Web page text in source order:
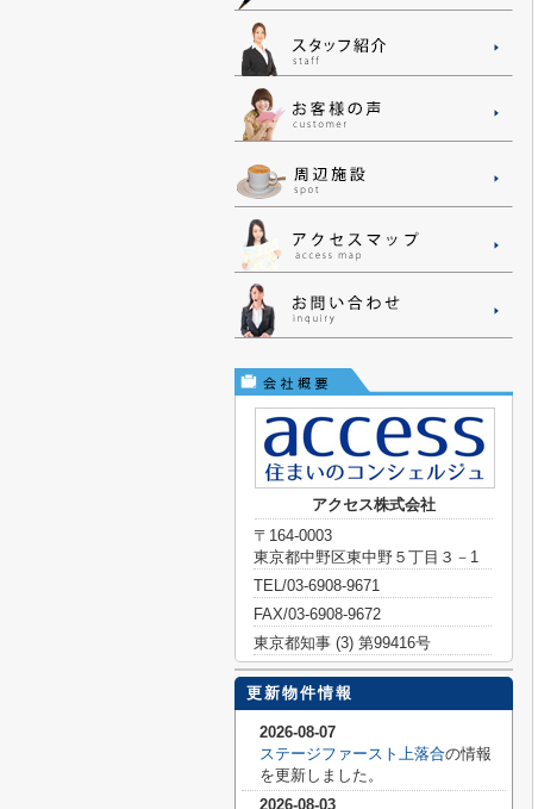
アクセス株式会社
〒164-0003
東京都中野区東中野５丁目３－1
TEL/03-6908-9671
FAX/03-6908-9672
東京都知事 (3) 第99416号
更新物件情報
2026-08-07
ステージファースト上落合の情報
を更新しました。
2026-08-03